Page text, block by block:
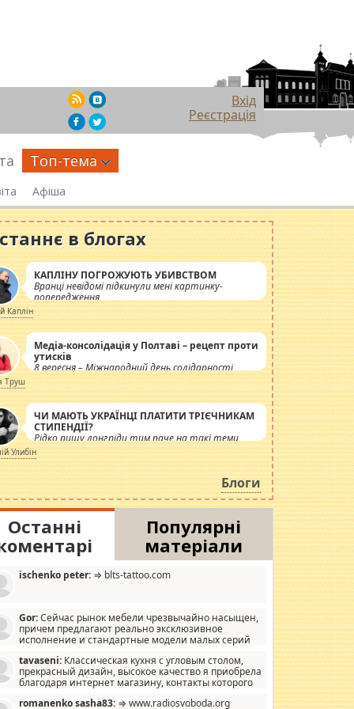
Вхід
Реєстрація
Топ-тема
Афіша
в блогах
КАПЛІНУ ПОГРОЖУЮТЬ УБИВСТВОМ
Вранці невідомі підкинули мені картинку-
попередження
Каплін
Медіа-консолідація у Полтаві – рецепт проти
утисків
8 вересня – Міжнародний день солідарності
журналістів.
Труш
ЧИ МАЮТЬ УКРАЇНЦІ ПЛАТИТИ ТРІЄЧНИКАМ
СТИПЕНДІЇ?
Рідко пишу лонгріди тим паче на такі теми,
але вже просто дістало! Обурюють сьогоднішні
інсенуації навколо стипендіального питання.
Штучно роздувається ще одна соціальна
катастрофа.
Улибін
Блоги
Останні
Популярні
матеріали
ischenko peter: ⇒ blts-tattoo.com
Gor:Сейчас рынок мебели чрезвычайно насыщен,
причем предлагают реально эксклюзивное
исполнение и стандартные модели малых серий
мало походит на стандартные формы, в MebelOk,
и что главное - со вкусом все в порядке,
ненужных наворотов удорожающих мебель, а это не
tavaseni: Классическая кухня с угловым столом,
прекрасный дизайн, высокое качество я приобрела
благодаря интернет магазину, контакты которого
romanenko sasha83: ⇒ www.radiosvoboda.org